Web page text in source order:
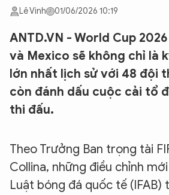
Lê Vinh 01/06/2026 10:19
ANTD.VN - World Cup
và Mexico sẽ không chỉ là
lớn nhất lịch sử với 48 đội
còn đánh dấu cuộc cải tổ
thi đấu.
Theo Trưởng Ban trọng tài
Collina, những điều chỉnh
Luật bóng đá quốc tế (IFAB)